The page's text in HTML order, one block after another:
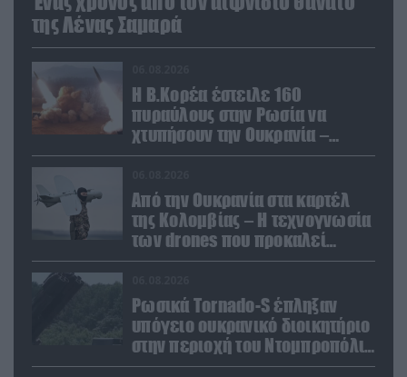
της Λένας Σαμαρά
Η Β.Κορέα έστειλε 160
πυραύλους στην Ρωσία να
χτυπήσουν την Ουκρανία –
Θέλει να εκπαιδευτεί σε νέο
Από την Ουκρανία στα καρτέλ
της Κολομβίας – Η τεχνογνωσία
των drones που προκαλεί
ανησυχία
Ρωσικά Tornado-S έπληξαν
υπόγειο ουκρανικό διοικητήριο
στην περιοχή του Ντομπροπόλιε
(βίντεο)